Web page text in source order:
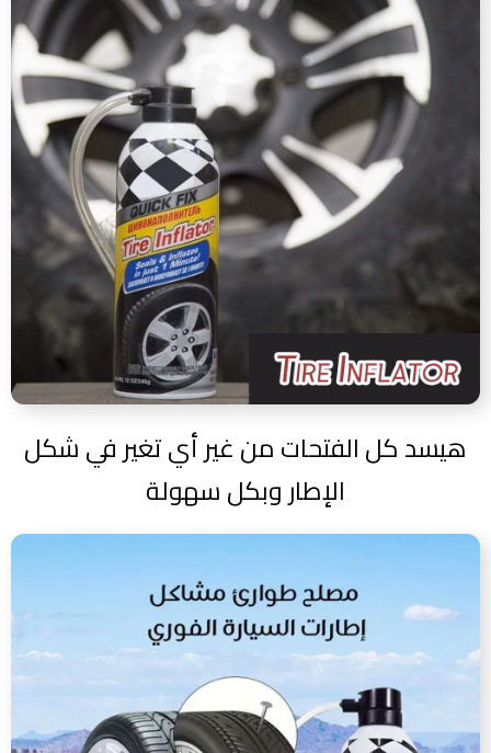
هيسد كل الفتحات من غير أي تغير في شكل
الإطار وبكل سهولة